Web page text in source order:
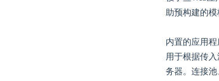
助预构建的模
内置的应用
用于根据传
务器。连接